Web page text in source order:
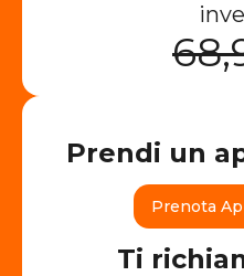
Prendi un
Prenota
Ti